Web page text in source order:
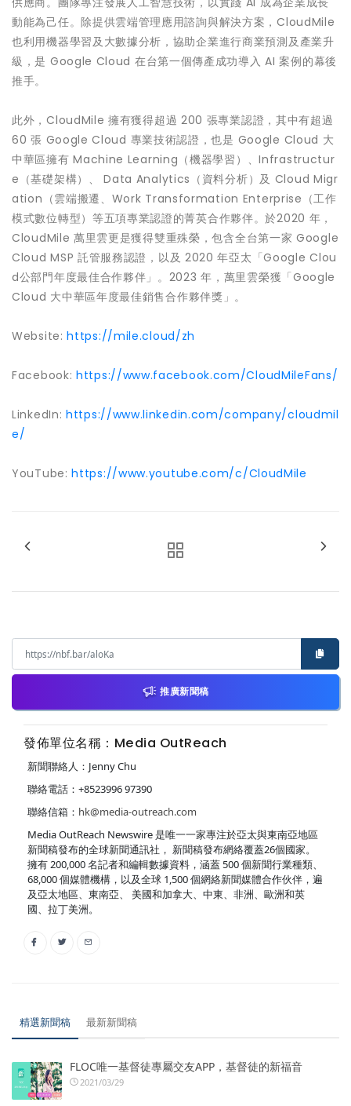
動能為己任。除提供雲端管理應用諮詢與解決方案，CloudMile
也利用機器學習及大數據分析，協助企業進行商業預測及產業升
級，是 Google Cloud 在台第一個傳產成功導入 AI 案例的幕後
推手。
此外，CloudMile 擁有獲得超過 200 張專業認證，其中有超過
60 張 Google Cloud 專業技術認證，也是 Google Cloud 大
中華區擁有 Machine Learning（機器學習）、Infrastructur
e（基礎架構）、 Data Analytics（資料分析）及 Cloud Migr
ation（雲端搬遷、Work Transformation Enterprise（工作
模式數位轉型）等五項專業認證的菁英合作夥伴。於2020 年，
CloudMile 萬里雲更是獲得雙重殊榮，包含全台第一家 Google
Cloud MSP 託管服務認證，以及 2020 年亞太「Google Clou
d公部門年度最佳合作夥伴」。2023 年，萬里雲榮獲「Google
Cloud 大中華區年度最佳銷售合作夥伴獎」。
Website:https://mile.cloud/zh
Facebook: https://www.facebook.com/CloudMileFans/
LinkedIn: https://www.linkedin.com/company/cloudmil
e/
YouTube:https://www.youtube.com/c/CloudMile
推廣新聞稿
發佈單位名稱：Media OutReach
新聞聯絡人：Jenny Chu
聯絡電話：+8523996 97390
聯絡信箱： hk@media-outreach.com
Media OutReach Newswire 是唯一一家專注於亞太與東南亞地區
新聞稿發布的全球新聞通訊社， 新聞稿發布網絡覆蓋26個國家。
擁有 200,000 名記者和編輯數據資料，涵蓋 500 個新聞行業種類、
68,000 個媒體機構，以及全球 1,500 個網絡新聞媒體合作伙伴，遍
及亞太地區、東南亞、 美國和加拿大、中東、非洲、歐洲和英
國、拉丁美洲。
精選新聞稿 最新新聞稿
FLOC唯一基督徒專屬交友APP，基督徒的新福音
2021/03/29